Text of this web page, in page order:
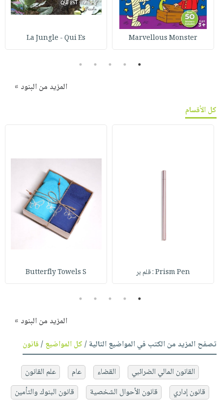
Marvellous Monster
La Jungle - Qui Es
1
2
3
4
5
المزيد من البنود »
كل الأقسام
Prism Pen : قلم بر Butterfly Towels S
1
2
3
4
5
المزيد من البنود »
تصفح المزيد من الكتب في المواضيع التالية /كل المواضيع/قانون
القانون المالي الضرائبي القضاء عام
علم القانون
قانون إداري
قانون الأحوال الشخصية
قانون البنوك والتأمين